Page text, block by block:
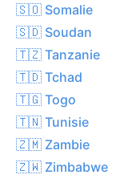
🇸🇴 Somalie
🇸🇩 Soudan
🇹🇿 Tanzanie
🇹🇩 Tchad
🇹🇬 Togo
🇹🇳 Tunisie
🇿🇲 Zambie
🇿🇼 Zimbabwe